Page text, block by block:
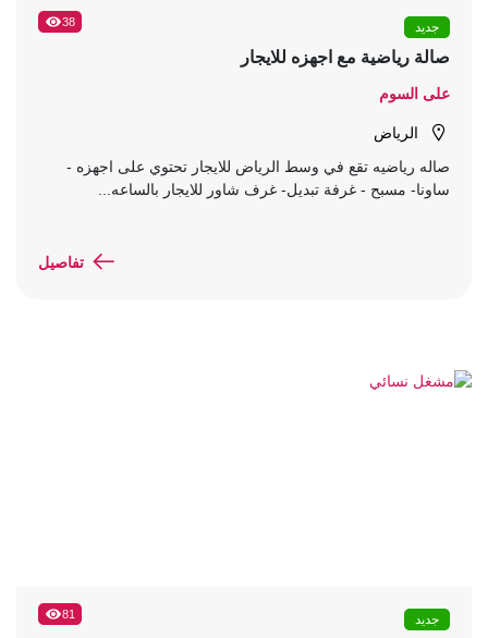
38 جديد
صالة رياضية مع اجهزه للايجار
على السوم
الرياض
صاله رياضيه تقع في وسط الرياض للايجار تحتوي على اجهزه -
ساونا- مسبح - غرفة تبديل- غرف شاور للايجار بالساعه...
تفاصيل
81 جديد